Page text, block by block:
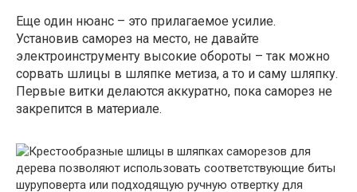
Еще один нюанс – это прилагаемое усилие.
Установив саморез на место, не давайте
электроинструменту высокие обороты – так можно
сорвать шлицы в шляпке метиза, а то и саму шляпку.
Первые витки делаются аккуратно, пока саморез не
закрепится в материале.